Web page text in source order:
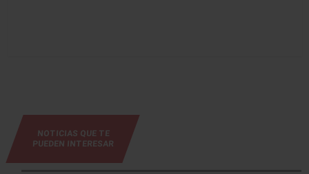
NOTICIAS QUE TE
PUEDEN INTERESAR